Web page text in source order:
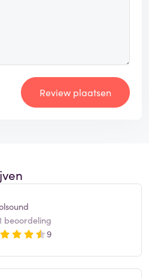
Review plaatsen
beoordeling
9